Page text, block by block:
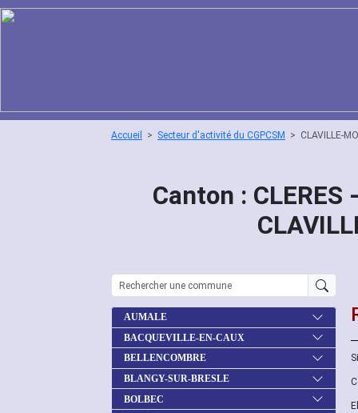
Accueil Secteur d'activité du CGPCSM CLAVILLE-
Canton :
AUMALE
BACQUEVILLE-EN-CAUX
BELLENCOMBRE
BLANGY-SUR-BRESLE
BOLBEC